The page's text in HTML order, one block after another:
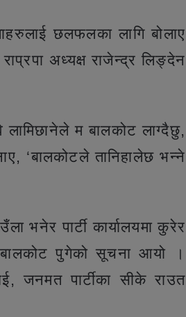
छलफलका लागि बोलाए
राप्रपा अध्यक्ष राजेन्द्र लिङ्देन
म बालकोट लाग्दैछु,
‘बालकोटले तानिहालेछ भन्ने
भनेर पार्टी कार्यालयमा कुरेर
पुगेको सूचना आयो ।
जनमत पार्टीका सीके राउत